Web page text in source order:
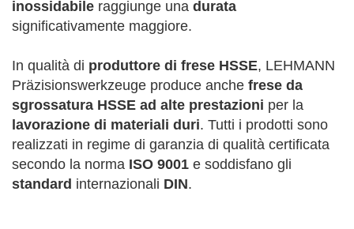
inossidabile raggiunge una durata
significativamente maggiore.
In qualità di produttore di frese HSSE, LEHMANN
Präzisionswerkzeuge produce anche frese da
sgrossatura HSSE ad alte prestazioni per la
lavorazione di materiali duri. Tutti i prodotti sono
realizzati in regime di garanzia di qualità certificata
secondo la norma ISO 9001 e soddisfano gli
standard internazionali DIN.